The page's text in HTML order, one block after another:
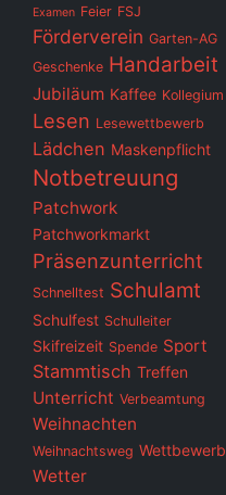
Examen Feier FSJ
Förderverein Garten-AG
Geschenke Handarbeit
Jubiläum Kaffee Kollegium
Lesen Lesewettbewerb
Lädchen Maskenpflicht
Notbetreuung
Patchwork
Patchworkmarkt
Präsenzunterricht
Schnelltest Schulamt
Schulfest Schulleiter
Skifreizeit Spende Sport
Stammtisch Treffen
Unterricht Verbeamtung
Weihnachten
Weihnachtsweg Wettbewerb
Wetter